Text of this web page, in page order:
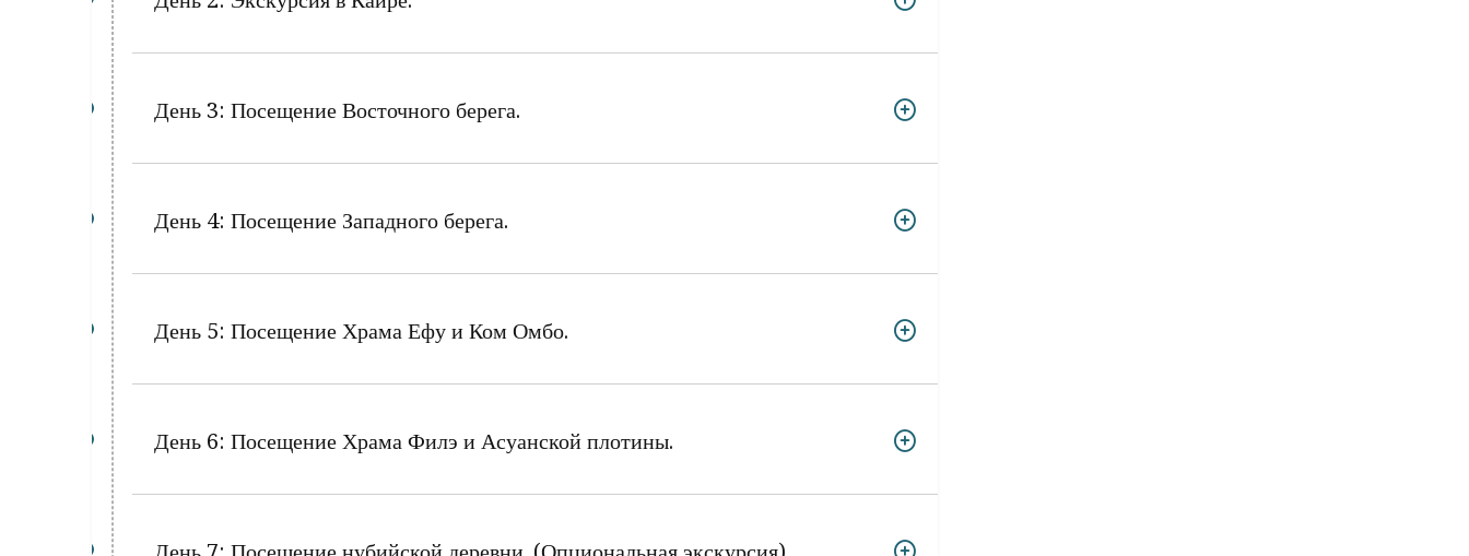
День 3: Посещение Восточного берега.
День 4: Посещение Западного берега.
День 5: Посещение Храма Ефу и Ком Омбо.
День 6: Посещение Храма Филэ и Асуанской плотины.